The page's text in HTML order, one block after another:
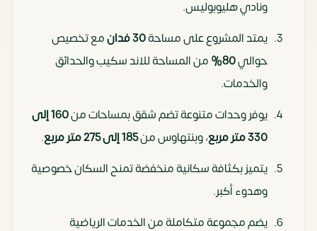
ونادي هليوبوليس.
يمتد المشروع على مساحة30 فدان
مع تخصيص
حوالي80%
من المساحة للاند سكيب والحدائق
والخدمات.
يوفر وحدات متنوعة تضم شقق بمساحات من
160 إلى
330 متر مربع
، وبنتهاوس من185 إلى 275 متر مربع
.
يتميز بكثافة سكانية منخفضة تمنح السكان خصوصية
وهدوء أكبر.
يضم مجموعة متكاملة من الخدمات الرياضية